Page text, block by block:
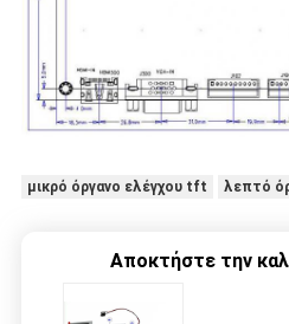
μικρό όργανο ελέγχου tft λεπτό
Αποκτήστε την